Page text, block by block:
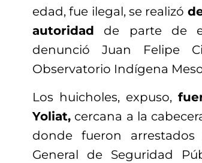
edad, fue ilegal, se realizó
autoridad de parte de
denunció Juan Felipe
Observatorio Indígena
Los huicholes, expuso,
Yoliat, cercana a la
donde fueron
General de Seguridad